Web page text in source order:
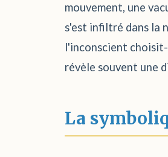
mouvement, une
s'est infiltré dans la
l'inconscient
révèle souvent une
La